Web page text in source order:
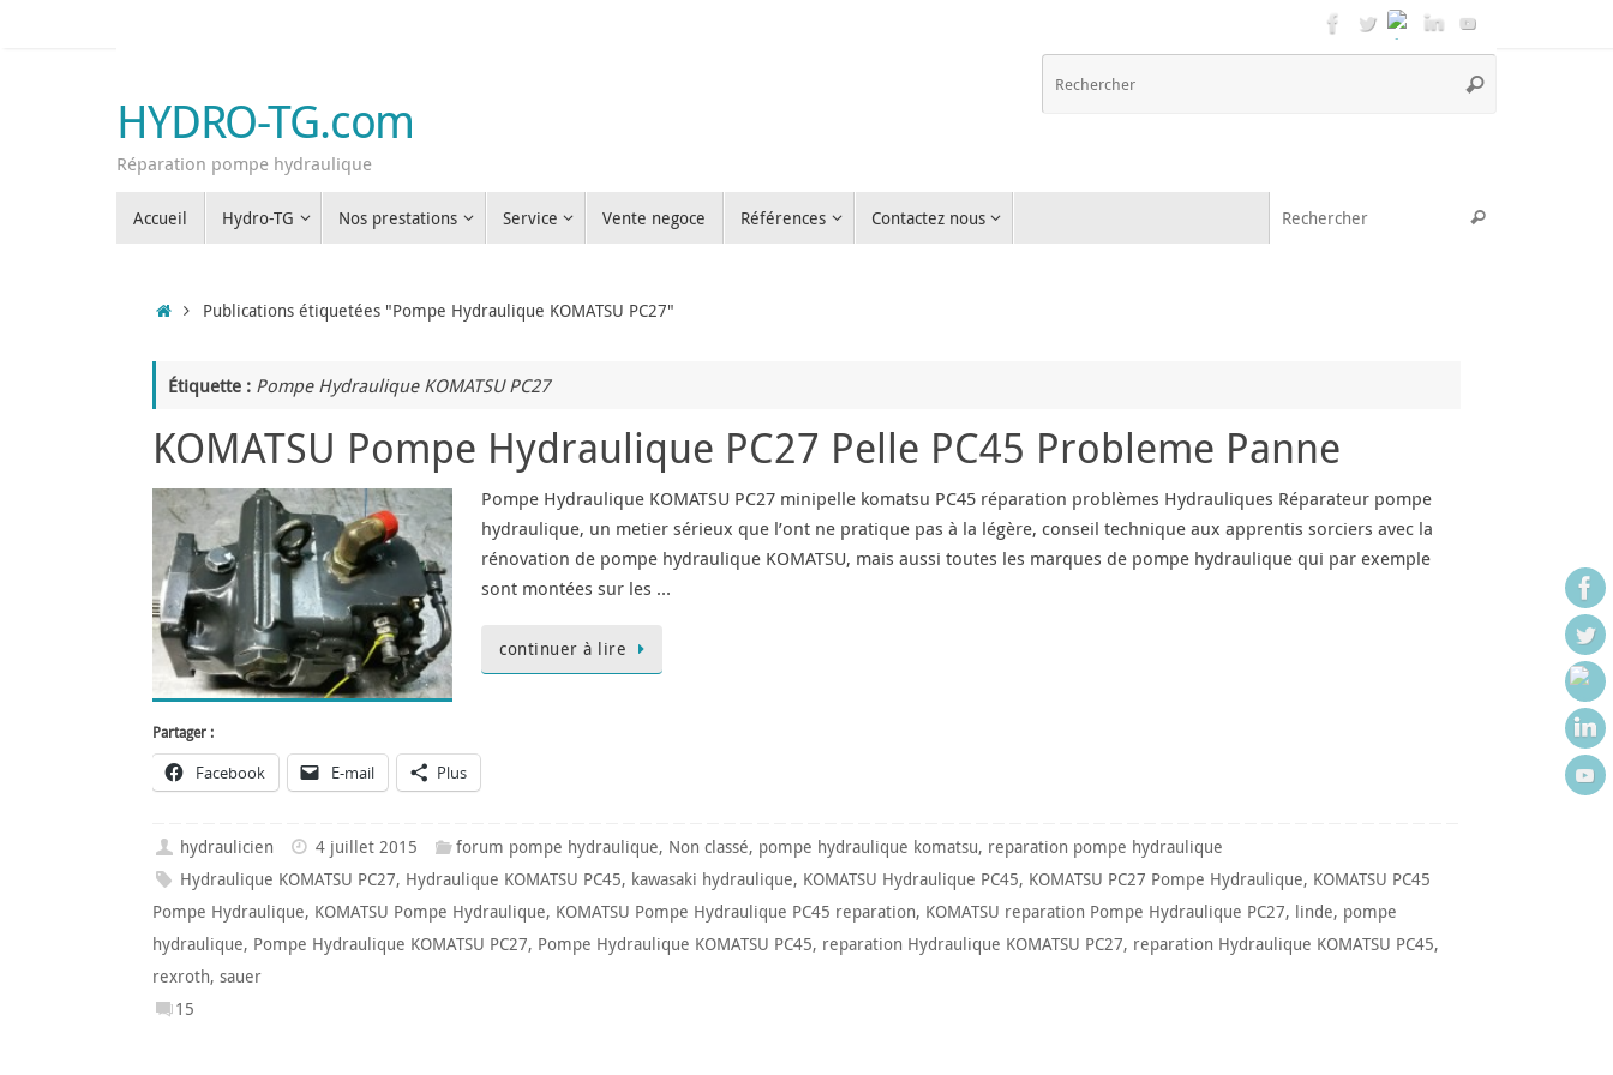
HYDRO-TG.com
Réparation pompe hydraulique
Rechercher
Accueil Hydro-TG Nos prestations Service Vente negoce Références Contactez nous Rechercher
AccueilPublications étiquetées "Pompe Hydraulique KOMATSU PC27"
Étiquette : Pompe Hydraulique KOMATSU PC27
KOMATSU Pompe Hydraulique PC27 Pelle PC45 Probleme Panne
Pompe Hydraulique KOMATSU PC27 minipelle komatsu PC45 réparation problèmes Hydrauliques Réparateur pompe
hydraulique, un metier sérieux que l’ont ne pratique pas à la légère, conseil technique aux apprentis sorciers avec la
rénovation de pompe hydraulique KOMATSU, mais aussi toutes les marques de pompe hydraulique qui par exemple
sont montées sur les …
continuer à lire
Partager :
Facebook E-mail Plus
hydraulicien 4 juillet 2015 forum pompe hydraulique, Non classé, pompe hydraulique komatsu, reparation pompe hydraulique
Hydraulique KOMATSU PC27, Hydraulique KOMATSU PC45, kawasaki hydraulique, KOMATSU Hydraulique PC45, KOMATSU PC27 Pompe Hydraulique, KOMATSU PC45
Pompe Hydraulique, KOMATSU Pompe Hydraulique, KOMATSU Pompe Hydraulique PC45 reparation, KOMATSU reparation Pompe Hydraulique PC27, linde, pompe
hydraulique, Pompe Hydraulique KOMATSU PC27, Pompe Hydraulique KOMATSU PC45, reparation Hydraulique KOMATSU PC27, reparation Hydraulique KOMATSU PC45,
rexroth, sauer
15